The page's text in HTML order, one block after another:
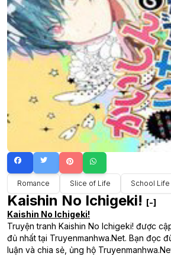
Romance Slice of Life School Life
Kaishin No Ichigeki! [-]
Kaishin No Ichigeki!
Truyện tranh Kaishin No Ichigeki! được
đủ nhất tại Truyenmanhwa.Net. Bạn đọc
luận và chia sẻ, ủng hộ